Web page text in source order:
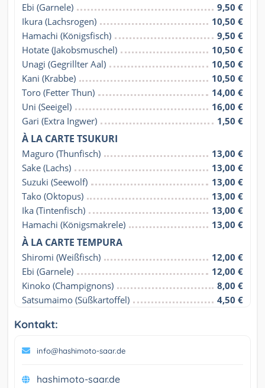
Ebi (Garnele)
9,50 €
Ikura (Lachsrogen)
10,50 €
Hamachi (Königsfisch)
9,50 €
Hotate (Jakobsmuschel)
10,50 €
Unagi (Gegrillter Aal)
10,50 €
Kani (Krabbe)
10,50 €
Toro (Fetter Thun)
14,00 €
Uni (Seeigel)
16,00 €
Gari (Extra Ingwer)
1,50 €
À LA CARTE TSUKURI
Maguro (Thunfisch)
13,00 €
Sake (Lachs)
13,00 €
Suzuki (Seewolf)
13,00 €
Tako (Oktopus)
13,00 €
Ika (Tintenfisch)
13,00 €
Hamachi (Königsmakrele)
13,00 €
À LA CARTE TEMPURA
Shiromi (Weißfisch)
12,00 €
Ebi (Garnele)
12,00 €
Kinoko (Champignons)
8,00 €
Satsumaimo (Süßkartoffel)
4,50 €
Kontakt:
info@hashimoto-saar.de
hashimoto-saar.de